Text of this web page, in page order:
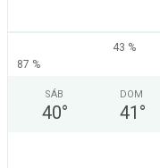
43 %
87 %
SÁB
40°
DOM
41 °